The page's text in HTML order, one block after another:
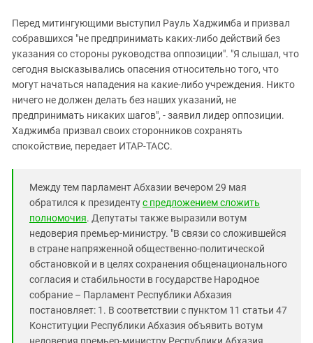
Перед митингующими выступил Рауль Хаджимба и призвал
собравшихся "не предпринимать каких-либо действий без
указания со стороны руководства оппозиции". "Я слышал, что
сегодня высказывались опасения относительно того, что
могут начаться нападения на какие-либо учреждения. Никто
ничего не должен делать без наших указаний, не
предпринимать никаких шагов", - заявил лидер оппозиции.
Хаджимба призвал своих сторонников сохранять
спокойствие, передает ИТАР-ТАСС.
Между тем парламент Абхазии вечером 29 мая
обратился к президентус предложением сложить
полномочия. Депутаты также выразили вотум
недоверия премьер-министру. "В связи со сложившейся
в стране напряженной общественно-политической
обстановкой и в целях сохранения общенационального
согласия и стабильности в государстве Народное
собрание – Парламент Республики Абхазия
постановляет: 1. В соответствии с пунктом 11 статьи 47
Конституции Республики Абхазия объявить вотум